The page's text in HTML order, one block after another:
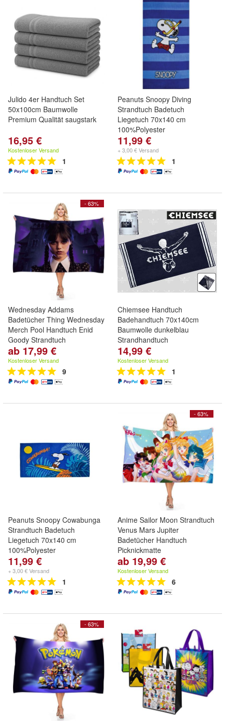
Julido 4er Handtuch Set
50x100cm Baumwolle
Premium Qualität saugstark
16,95 €
Kostenloser Versand
1
Peanuts Snoopy Diving
Strandtuch Badetuch
Liegetuch 70x140 cm
100%Polyester
11,99 €
+ 3,00 € Versand
1
- 63%
Wednesday Addams
Badetücher Thing Wednesday
Merch Pool Handtuch Enid
Goody Strandtuch
ab 17,99 €
Kostenloser Versand
9
Chiemsee Handtuch
Badehandtuch 70x140cm
Baumwolle dunkelblau
Strandhandtuch
14,99 €
Kostenloser Versand
1
Peanuts Snoopy Cowabunga
Strandtuch Badetuch
Liegetuch 70x140 cm
100%Polyester
11,99 €
+ 3,00 € Versand
1
- 63%
Anime Sailor Moon Strandtuch
Venus Mars Jupiter
Badetücher Handtuch
Picknickmatte
ab 19,99 €
Kostenloser Versand
6
- 63%